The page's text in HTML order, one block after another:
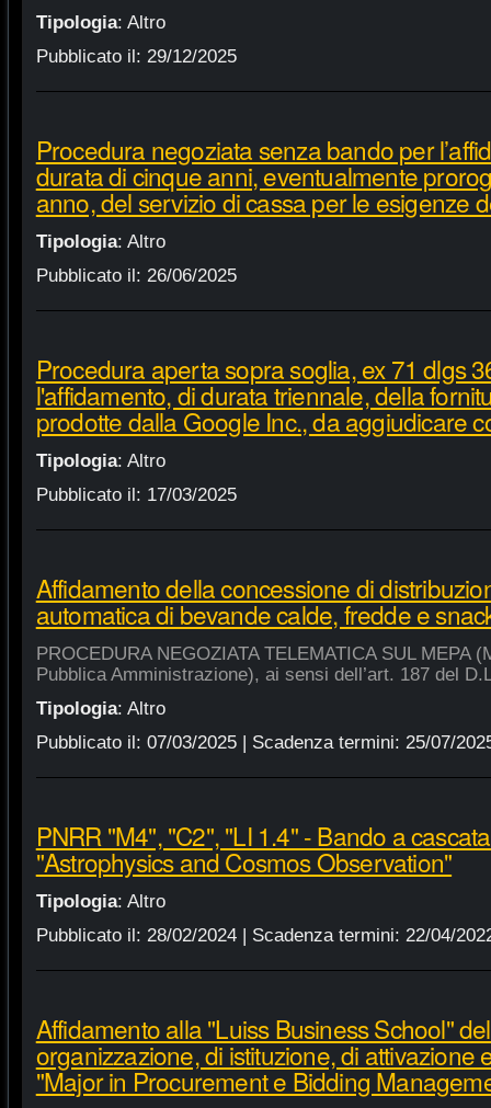
Tipologia: Altro
Pubblicato il: 29/12/2025
Procedura negoziata senza bando per
durata di cinque anni, eventualmente
anno, del servizio di cassa per le esigenze
Tipologia: Altro
Pubblicato il: 26/06/2025
Procedura aperta sopra soglia, ex 71 dlgs
l'affidamento, di durata triennale, della
prodotte dalla Google Inc., da aggiudicare
Tipologia: Altro
Pubblicato il: 17/03/2025
Affidamento della concessione di
automatica di bevande calde, fredde e
PROCEDURA NEGOZIATA TELEMATICA SUL MEPA
Pubblica Amministrazione), ai sensi dell’art. 187 del
Tipologia: Altro
Pubblicato il: 07/03/2025| Scadenza termini: 25/07/
PNRR "M4", "C2", "LI 1.4" - Bando a
"Astrophysics and Cosmos Observation"
Tipologia: Altro
Pubblicato il: 28/02/2024| Scadenza termini: 22/04/
Affidamento alla "Luiss Business School"
organizzazione, di istituzione, di attivazione
"Major in Procurement e Bidding